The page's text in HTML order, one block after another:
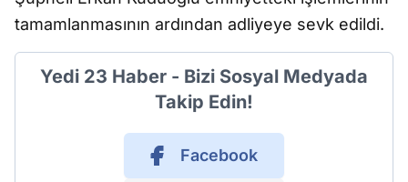
tamamlanmasının ardından adliyeye sevk edildi.
Yedi 23 Haber - Bizi Sosyal Medyada
Takip Edin!
Facebook